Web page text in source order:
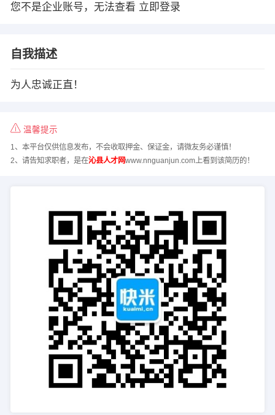
您不是企业账号，无法查看 立即登录
自我描述
为人忠诚正直！
温馨提示
1、本平台仅供信息发布，不会收取押金、保证金，请微友务必谨慎！
2、请告知求职者，是在沁县人才网www.nnguanjun.com上看到该简历的！